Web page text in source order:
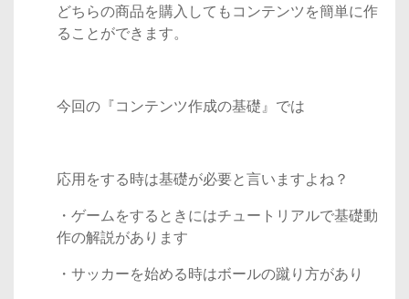
どちらの商品を購入してもコンテンツを簡単に作
ることができます。
今回の『コンテンツ作成の基礎』では
応用をする時は基礎が必要と言いますよね？
・ゲームをするときにはチュートリアルで基礎動
作の解説があります
・サッカーを始める時はボールの蹴り方があり